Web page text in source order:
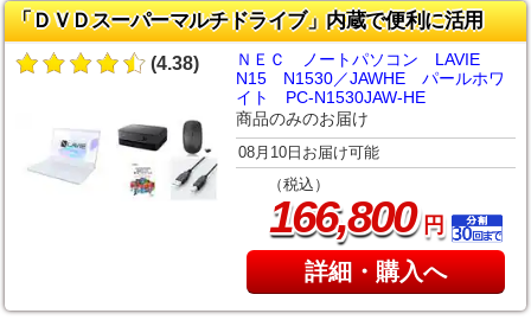
「ＤＶＤスーパーマルチドライブ」内蔵で便利に活用
(4.38)
ＮＥＣ ノートパソコン LAVIE
N15 N1530／JAWHE パールホワ
イト PC-N1530JAW-HE
商品のみのお届け
08月10日お届け可能
（税込）
166,800円
詳細・購入へ